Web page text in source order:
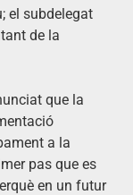
el subdelegat
de la
que la
a la
pas que es
en un futur